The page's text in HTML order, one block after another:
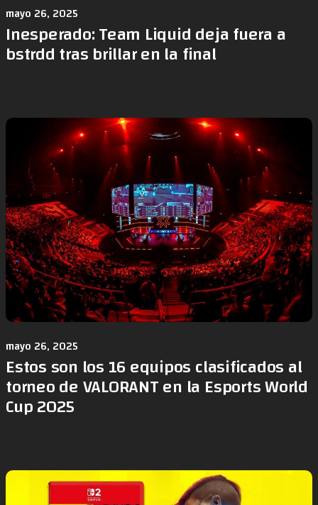
mayo 26, 2025
Inesperado: Team Liquid deja fuera a
bstrdd tras brillar en la final
mayo 26, 2025
Estos son los 16 equipos clasificados al
torneo de VALORANT en la Esports World
Cup 2025